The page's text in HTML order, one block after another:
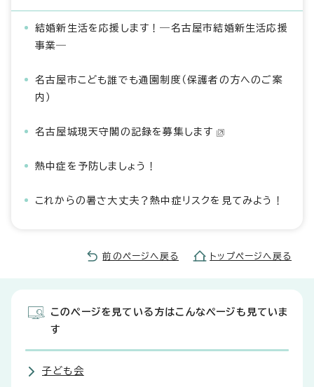
結婚新生活を応援します！―名古屋市結婚新生活応援
事業―
名古屋市こども誰でも通園制度（保護者の方へのご案
内）
名古屋城現天守閣の記録を募集します
熱中症を予防しましょう！
これからの暑さ大丈夫？熱中症リスクを見てみよう！
前のページへ戻る トップページへ戻る
このページを見ている方はこんなページも見ていま
す
子ども会